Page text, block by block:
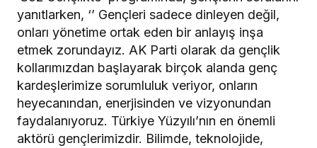
yanıtlarken, ‘’ Gençleri sadece dinleyen değil,
onları yönetime ortak eden bir anlayış inşa
etmek zorundayız. AK Parti olarak da gençlik
kollarımızdan başlayarak birçok alanda genç
kardeşlerimize sorumluluk veriyor, onların
heyecanından, enerjisinden ve vizyonundan
faydalanıyoruz. Türkiye Yüzyılı’nın en önemli
aktörü gençlerimizdir. Bilimde, teknolojide,